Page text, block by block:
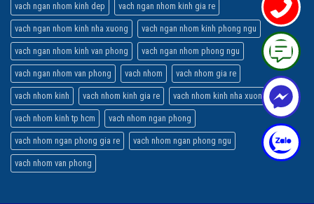
vach ngan nhom kinh dep vach ngan nhom kinh gia re
vach ngan nhom kinh nha xuong vach ngan nhom kinh phong ngu
vach ngan nhom kinh van phong vach ngan nhom phong ngu
vach ngan nhom van phong vach nhom vach nhom gia re
vach nhom kinh vach nhom kinh gia re vach nhom kinh nha xuong
vach nhom kinh tp hcm vach nhom ngan phong
vach nhom ngan phong gia re vach nhom ngan phong ngu
vach nhom van phong